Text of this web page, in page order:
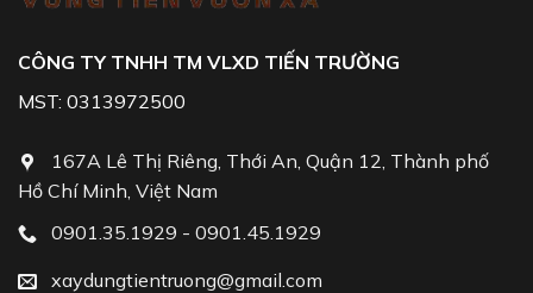
CÔNG TY TNHH TM VLXD TIẾN TRƯỜNG
MST: 0313972500
167A Lê Thị Riêng, Thới An, Quận 12, Thành phố
Hồ Chí Minh, Việt Nam
0901.35.1929 - 0901.45.1929
xaydungtientruong@gmail.com